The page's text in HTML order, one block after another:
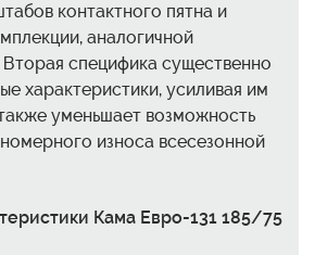
контактного пятна и
аналогичной
Вторая специфика существенно
характеристики, усиливая им
уменьшает возможность
износа всесезонной
Кама Евро-131 185/75